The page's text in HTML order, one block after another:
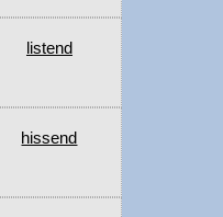
listend
hissend